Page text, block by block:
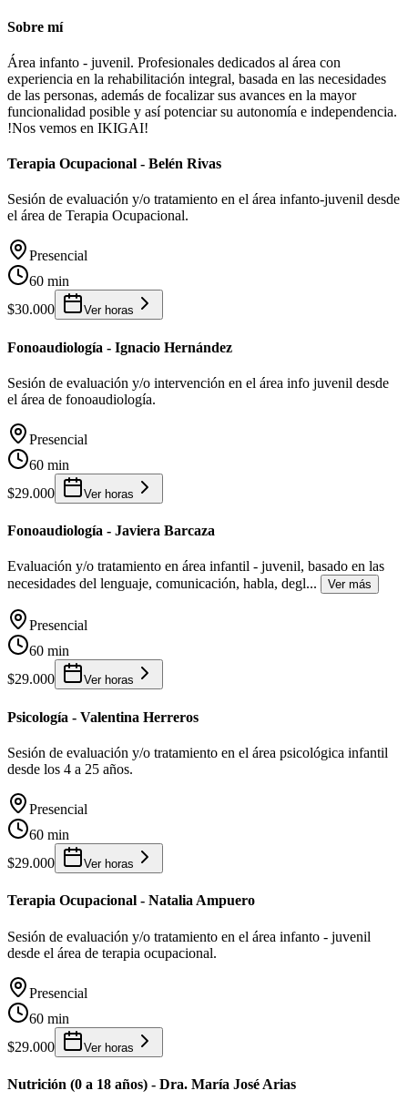
Sobre mí
Área infanto - juvenil. Profesionales dedicados al área con
experiencia en la rehabilitación integral, basada en las necesidades
de las personas, además de focalizar sus avances en la mayor
funcionalidad posible y así potenciar su autonomía e independencia.
!Nos vemos en IKIGAI!
Terapia Ocupacional - Belén Rivas
Sesión de evaluación y/o tratamiento en el área infanto-juvenil desde
el área de Terapia Ocupacional.
Presencial
60 min
$30.000
Ver horas
Fonoaudiología - Ignacio Hernández
Sesión de evaluación y/o intervención en el área info juvenil desde
el área de fonoaudiología.
Presencial
60 min
$29.000
Ver horas
Fonoaudiología - Javiera Barcaza
Evaluación y/o tratamiento en área infantil - juvenil, basado en las
necesidades del lenguaje, comunicación, habla, degl... Ver más
Presencial
60 min
$29.000
Ver horas
Psicología - Valentina Herreros
Sesión de evaluación y/o tratamiento en el área psicológica infantil
desde los 4 a 25 años.
Presencial
60 min
$29.000
Ver horas
Terapia Ocupacional - Natalia Ampuero
Sesión de evaluación y/o tratamiento en el área infanto - juvenil
desde el área de terapia ocupacional.
Presencial
60 min
$29.000
Ver horas
Nutrición (0 a 18 años) - Dra. María José Arias